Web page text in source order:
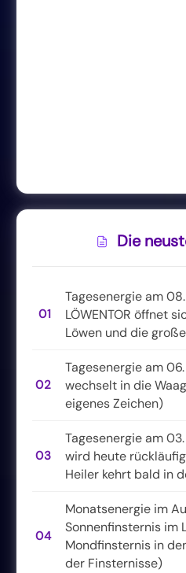
Die
01
Tagesenergie am
LÖWENTOR öffnet
Löwen und die
02
Tagesenergie am
wechselt in die
eigenes Zeichen)
03
Tagesenergie am
wird heute
Heiler kehrt bald in
04
Monatsenergie im
Sonnenfinsternis im
Mondfinsternis in
der Finsternisse)